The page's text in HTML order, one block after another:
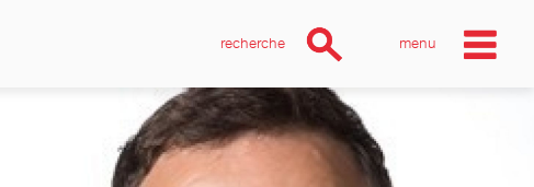
menu
recherche